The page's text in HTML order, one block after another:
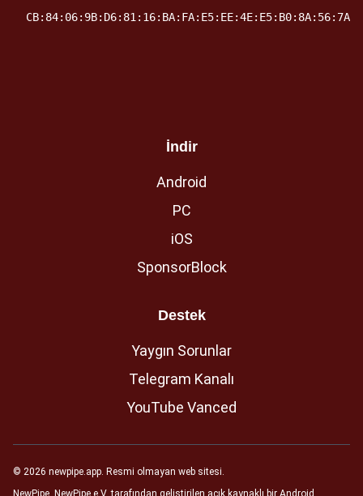
İndir
Android
PC
iOS
SponsorBlock
Destek
Yaygın Sorunlar
Telegram Kanalı
YouTube Vanced
© 2026 newpipe.app. Resmi olmayan web sitesi.